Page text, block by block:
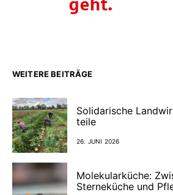
WEITERE BEITRÄGE
Solidarische
teile
26. JUNI 2026
Molekularküche:
Sterneküche und